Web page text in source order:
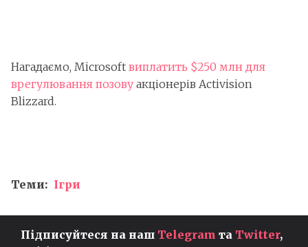
Нагадаємо, Microsoft виплатить $250 млн для
врегулювання позову акціонерів Activision
Blizzard.
Теми: Ігри
Підписуйтеся на наш Telegram та Twitter,